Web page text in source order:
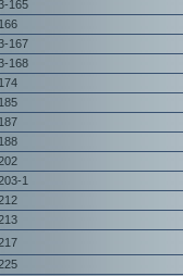
165
167
168
1